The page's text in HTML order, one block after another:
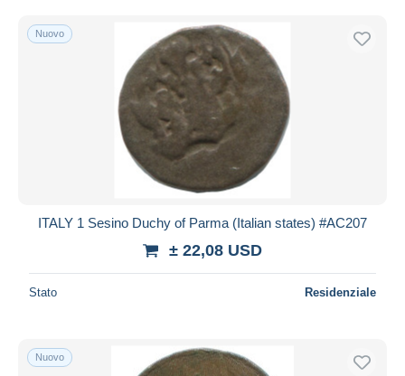
Nuovo
ITALY 1 Sesino Duchy of Parma (Italian states) #AC207
± 22,08 USD
Stato Residenziale
Nuovo